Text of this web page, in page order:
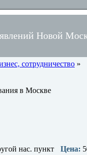
Новой
сотрудничество »
в Москве
нас. пункт Цена: